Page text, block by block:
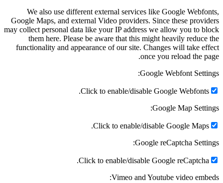
We also use different external services like Google
Google Maps, and external Video providers. Since these
may collect personal data like your IP address we allow you to
them here. Please be aware that this might heavily
functionality and appearance of our site. Changes will take
once you reload the
Google Webfont
Click to enable/disable Google
Google Map
Click to enable/disable Google
Google reCaptcha
Click to enable/disable Google
Vimeo and Youtube video